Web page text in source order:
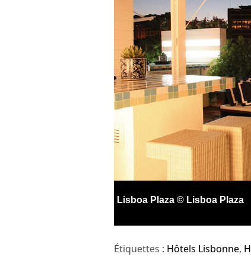
Lisboa Plaza © Lisboa Plaza
Étiquettes : Hôtels Lisbonne,